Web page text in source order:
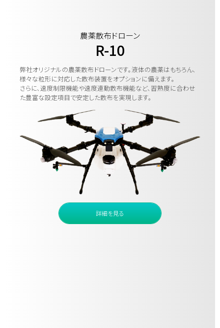
農薬散布ドローン
R-10
弊社オリジナルの農薬散布ドローンです。液体の農薬はもちろん、
様々な粒形に対応した散布装置をオプションに備えます。
さらに、速度制限機能や速度連動散布機能など、習熟度に合わせ
た豊富な設定項目で安定した散布を実現します。
詳細を見る